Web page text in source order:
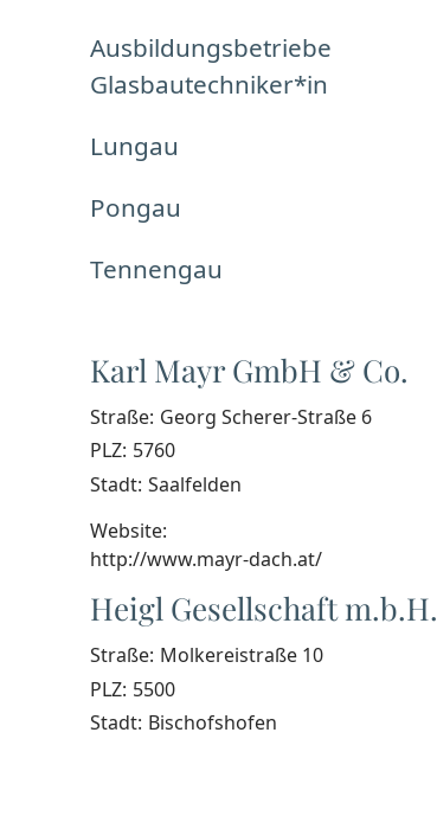
Ausbildungsbetriebe
Glasbautechniker*in
Lungau
Pongau
Tennengau
Karl Mayr GmbH & Co.
Straße: Georg Scherer-Straße 6
PLZ: 5760
Stadt: Saalfelden
Website:
http://www.mayr-dach.at/
Heigl Gesellschaft m.b.H.
Straße: Molkereistraße 10
PLZ: 5500
Stadt: Bischofshofen